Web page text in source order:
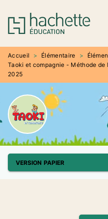
MENU RECHERCHE
PIED DE PAGE
Accueil > Élémentaire >
Taoki et compagnie - Méthode
2025
VERSION PAPIER